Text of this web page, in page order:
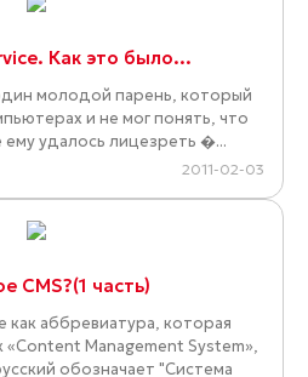
Как это было…
молодой парень, который
и не мог понять, что
ему удалось лицезреть �...
2011-02-03
CMS?(1 часть)
как аббревиатура, которая
Management System»,
обозначает "Система